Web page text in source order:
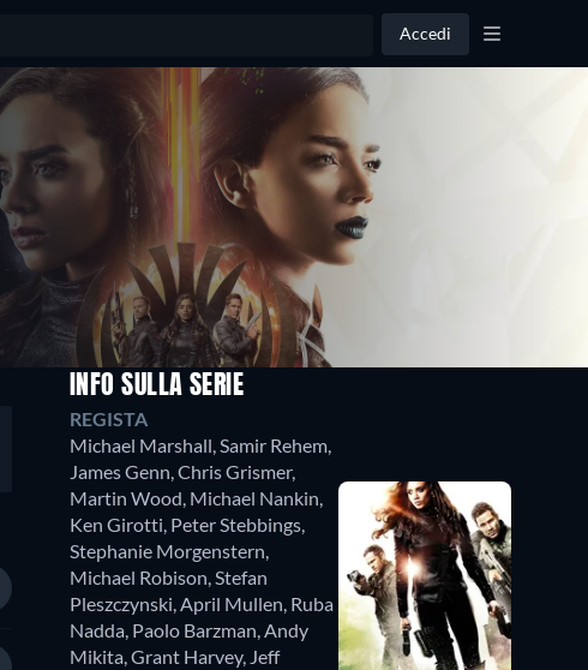
Accedi
INFO SULLA SERIE
REGISTA
Michael Marshall,Samir Rehem,
James Genn,Chris Grismer,
Martin Wood, Michael Nankin,
Ken Girotti, Peter Stebbings,
Stephanie Morgenstern,
Michael Robison,Stefan
Pleszczynski,April Mullen, Ruba
Nadda, Paolo Barzman,Andy
Mikita,Grant Harvey, Jeff